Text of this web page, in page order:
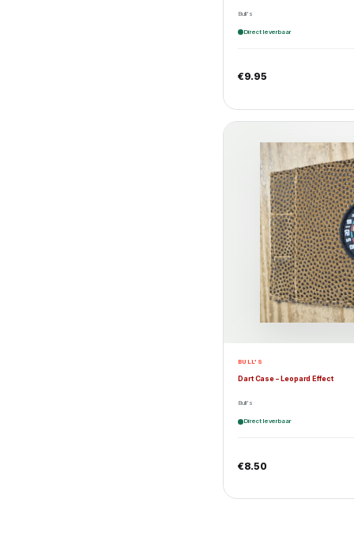
Bull's
Direct leverbaar
€9.95
BULL'S
Dart Case – Leopard Effect
Bull's
Direct leverbaar
€8.50